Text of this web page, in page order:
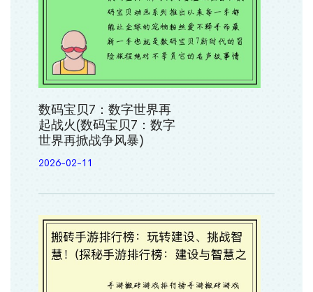
数码宝贝7：数字世界再
起战火(数码宝贝7：数字
世界再掀战争风暴)
2026-02-11